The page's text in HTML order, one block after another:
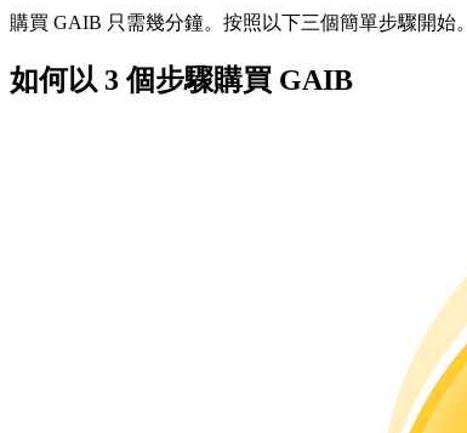
購買 GAIB 只需幾分鐘。按照以下三個簡單步驟開始。
如何以 3 個步驟購買 GAIB